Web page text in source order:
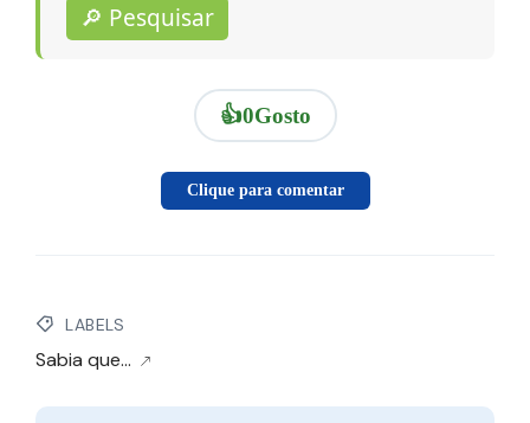
🔎 Pesquisar
👍0Gosto
Clique para comentar
LABELS
Sabia que...